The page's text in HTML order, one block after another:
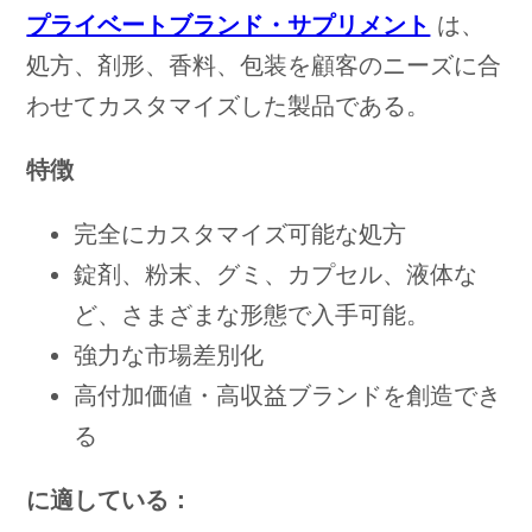
プライベートブランド・サプリメント は、
処方、剤形、香料、包装を顧客のニーズに合
わせてカスタマイズした製品である。
特徴
完全にカスタマイズ可能な処方
錠剤、粉末、グミ、カプセル、液体な
ど、さまざまな形態で入手可能。
強力な市場差別化
高付加価値・高収益ブランドを創造でき
る
に適している：